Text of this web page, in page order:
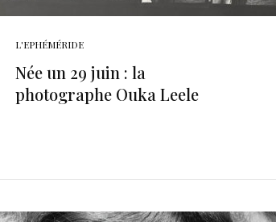
L'EPHÉMÉRIDE
Née un 29 juin : la
photographe Ouka Leele